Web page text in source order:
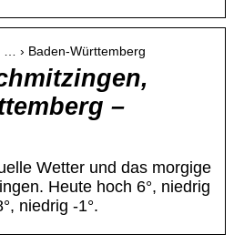
… › Baden-Württemberg
–
Wetter und das morgige
Heute hoch 6°, niedrig
niedrig -1°.